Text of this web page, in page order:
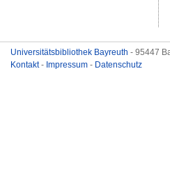
Universitätsbibliothek Bayreuth - 95447
Kontakt- Impressum - Datenschutz